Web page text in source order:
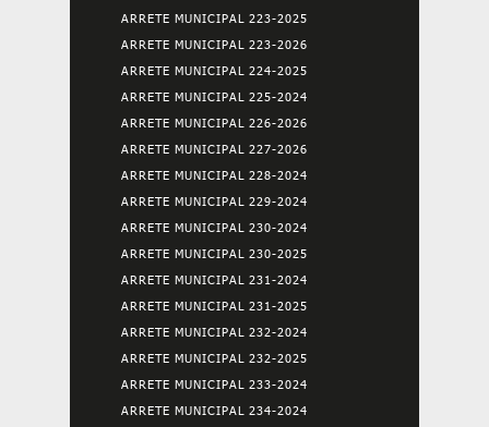
ARRETE MUNICIPAL 223-2025
ARRETE MUNICIPAL 223-2026
ARRETE MUNICIPAL 224-2025
ARRETE MUNICIPAL 225-2024
ARRETE MUNICIPAL 226-2026
ARRETE MUNICIPAL 227-2026
ARRETE MUNICIPAL 228-2024
ARRETE MUNICIPAL 229-2024
ARRETE MUNICIPAL 230-2024
ARRETE MUNICIPAL 230-2025
ARRETE MUNICIPAL 231-2024
ARRETE MUNICIPAL 231-2025
ARRETE MUNICIPAL 232-2024
ARRETE MUNICIPAL 232-2025
ARRETE MUNICIPAL 233-2024
ARRETE MUNICIPAL 234-2024